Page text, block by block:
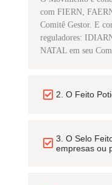
com FIERN,
Comitê Gestor. E
reguladores:
NATAL em seu
2. O Feito
3. O Selo
empresas ou